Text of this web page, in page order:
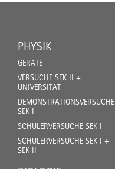
PHYSIK
GERÄTE
VERSUCHE SEK II +
UNIVERSITÄT
DEMONSTRATIONSVERSUCHE
SEK I
SCHÜLERVERSUCHE SEK I
SCHÜLERVERSUCHE SEK I +
SEK II